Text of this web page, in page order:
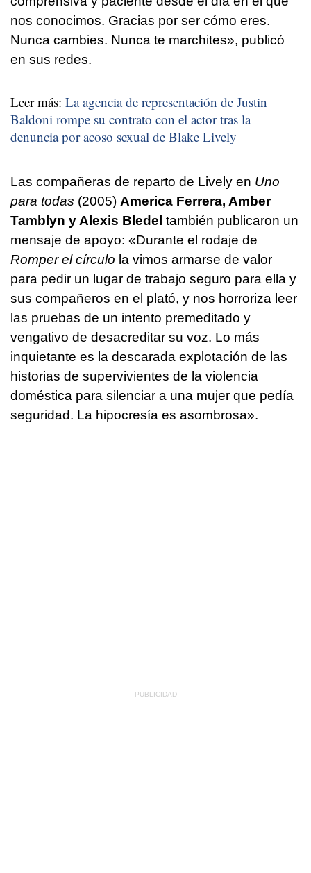
nos conocimos. Gracias por ser cómo eres.
Nunca cambies. Nunca te marchites», publicó
en sus redes.
Leer más: La agencia de representación de Justin
Baldoni rompe su contrato con el actor tras la
denuncia por acoso sexual de Blake Lively
Las compañeras de reparto de Lively en Uno
para todas (2005) America Ferrera, Amber
Tamblyn y Alexis Bledel también publicaron un
mensaje de apoyo: «Durante el rodaje de
Romper el círculo la vimos armarse de valor
para pedir un lugar de trabajo seguro para ella y
sus compañeros en el plató, y nos horroriza leer
las pruebas de un intento premeditado y
vengativo de desacreditar su voz. Lo más
inquietante es la descarada explotación de las
historias de supervivientes de la violencia
doméstica para silenciar a una mujer que pedía
seguridad. La hipocresía es asombrosa».